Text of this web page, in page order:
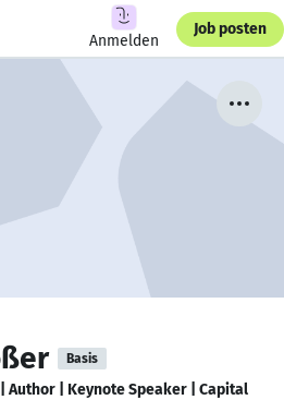
Anmelden
Job posten
Basis
Author | Keynote Speaker | Capital